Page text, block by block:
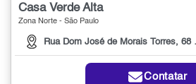
Casa Verde Alta
Zona Norte - São Paulo
Rua Dom José de Morais Torres, 68 casa 01
Contatar